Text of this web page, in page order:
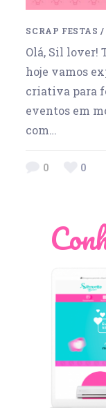
SCRAP FESTAS /
Olá, Sil lover!
hoje vamos
criativa para
eventos em
com…
0 0